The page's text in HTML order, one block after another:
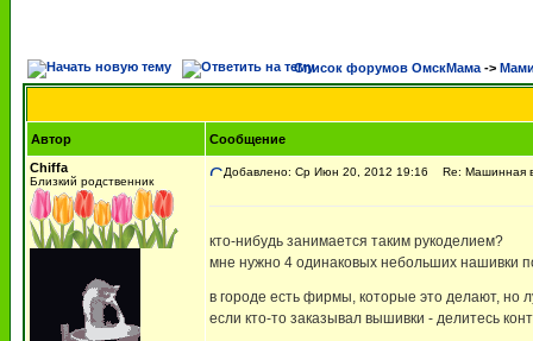
Список форумов ОмскМама ->
Автор
Сообщение
Chiffa
Близкий родственник
Добавлено: Ср Июн 20, 2012 19:16 Re: Машинная
кто-нибудь занимается таким рукоделием?
мне нужно 4 одинаковых небольших нашивки
в городе есть фирмы, которые это делают, но
если кто-то заказывал вышивки - делитесь